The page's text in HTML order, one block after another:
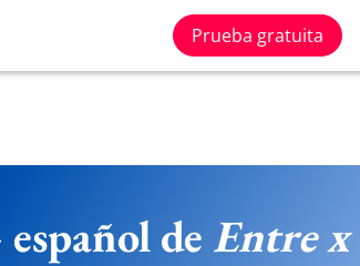
Prueba gratuita
de Entre x